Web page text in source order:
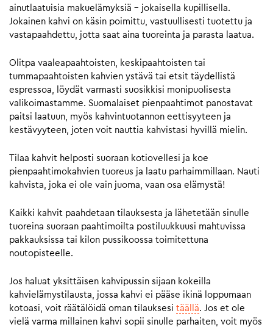
ainutlaatuisia makuelämyksiä – jokaisella kupillisella.
Jokainen kahvi on käsin poimittu, vastuullisesti tuotettu ja
vastapaahdettu, jotta saat aina tuoreinta ja parasta laatua.
Olitpa vaaleapaahtoisten, keskipaahtoisten tai
tummapaahtoisten kahvien ystävä tai etsit täydellistä
espressoa, löydät varmasti suosikkisi monipuolisesta
valikoimastamme. Suomalaiset pienpaahtimot panostavat
paitsi laatuun, myös kahvintuotannon eettisyyteen ja
kestävyyteen, joten voit nauttia kahvistasi hyvillä mielin.
Tilaa kahvit helposti suoraan kotiovellesi ja koe
pienpaahtimokahvien tuoreus ja laatu parhaimmillaan. Nauti
kahvista, joka ei ole vain juoma, vaan osa elämystä!
Kaikki kahvit paahdetaan tilauksesta ja lähetetään sinulle
tuoreina suoraan paahtimoilta postiluukkuusi mahtuvissa
pakkauksissa tai kilon pussikoossa toimitettuna
noutopisteelle.
Jos haluat yksittäisen kahvipussin sijaan kokeilla
kahvielämystilausta, jossa kahvi ei pääse ikinä loppumaan
kotoasi, voit räätälöidä oman tilauksesi täällä. Jos et ole
vielä varma millainen kahvi sopii sinulle parhaiten, voit myös